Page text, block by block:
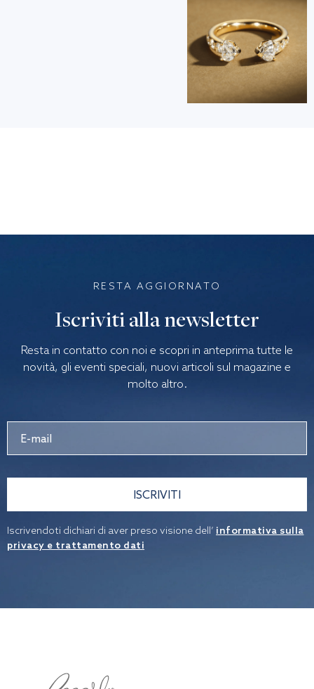
RESTA AGGIORNATO
Iscriviti alla newsletter
Resta in contatto con noi e scopri in anteprima tutte le
novità, gli eventi speciali, nuovi articoli sul magazine e
molto altro.
ISCRIVITI
Iscrivendoti dichiari di aver preso visione dell’ informativa sulla
privacy e trattamento dati